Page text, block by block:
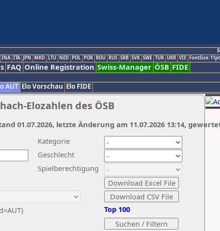
INA ITA JPN MKD LTU NED POL POR ROU RUS SRB SVK SWE TUR UKR VIE FontSize:11pt
FAQ Online Registration Swiss-Manager ÖSB FIDE
AUT Elo Vorschau Elo FIDE
Elozahlen des ÖSB
Kategorie
Geschlecht
Spielberechtigung
Top 100
01.07.2026, letzte Änderung am 11.07.2026 13:14,